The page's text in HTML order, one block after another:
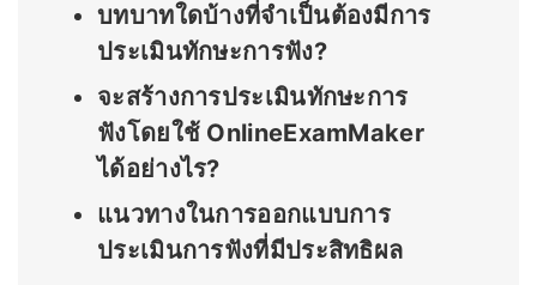
บทบาทใดบ้างที่จำเป็นต้องมีการ
ประเมินทักษะการฟัง?
จะสร้างการประเมินทักษะการ
ฟังโดยใช้ OnlineExamMaker
ได้อย่างไร?
แนวทางในการออกแบบการ
ประเมินการฟังที่มีประสิทธิผล